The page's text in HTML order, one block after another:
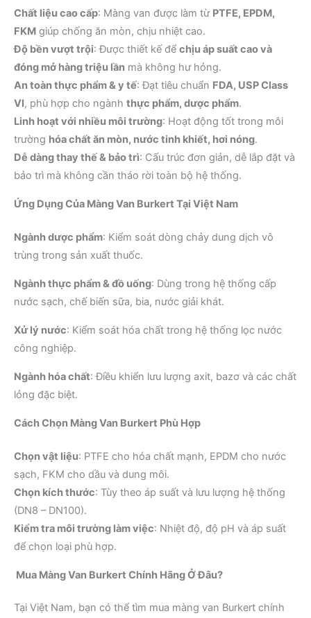
Chất liệu cao cấp: Màng van được làm từ PTFE, EPDM,
FKM giúp chống ăn mòn, chịu nhiệt cao.
Độ bền vượt trội: Được thiết kế để chịu áp suất cao và
đóng mở hàng triệu lần mà không hư hỏng.
An toàn thực phẩm & y tế: Đạt tiêu chuẩn FDA, USP Class
VI, phù hợp cho ngành thực phẩm, dược phẩm.
Linh hoạt với nhiều môi trường: Hoạt động tốt trong môi
trường hóa chất ăn mòn, nước tinh khiết, hơi nóng.
Dễ dàng thay thế & bảo trì: Cấu trúc đơn giản, dễ lắp đặt và
bảo trì mà không cần tháo rời toàn bộ hệ thống.
Ứng Dụng Của Màng Van Burkert Tại Việt Nam
Ngành dược phẩm: Kiểm soát dòng chảy dung dịch vô
trùng trong sản xuất thuốc.
Ngành thực phẩm & đồ uống: Dùng trong hệ thống cấp
nước sạch, chế biến sữa, bia, nước giải khát.
Xử lý nước: Kiểm soát hóa chất trong hệ thống lọc nước
công nghiệp.
Ngành hóa chất: Điều khiển lưu lượng axit, bazơ và các chất
lỏng đặc biệt.
Cách Chọn Màng Van Burkert Phù Hợp
Chọn vật liệu: PTFE cho hóa chất mạnh, EPDM cho nước
sạch, FKM cho dầu và dung môi.
Chọn kích thước: Tùy theo áp suất và lưu lượng hệ thống
(DN8 – DN100).
Kiểm tra môi trường làm việc: Nhiệt độ, độ pH và áp suất
để chọn loại phù hợp.
Mua Màng Van Burkert Chính Hãng Ở Đâu?
Tại Việt Nam, bạn có thể tìm mua màng van Burkert chính